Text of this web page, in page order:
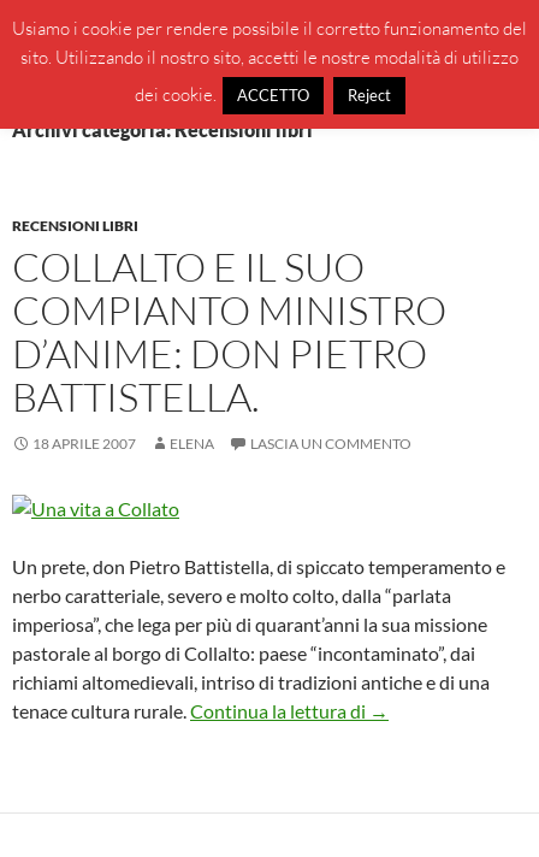
contenuto
BeppeBlog
MENU
Archivi categoria: Recensioni libri
RECENSIONI LIBRI
COLLALTO E IL SUO
COMPIANTO MINISTRO
D’ANIME: DON PIETRO
BATTISTELLA.
18 APRILE 2007 ELENA LASCIA UN COMMENTO
Un prete, don Pietro Battistella, di spiccato temperamento e
nerbo caratteriale, severo e molto colto, dalla “parlata
imperiosa”, che lega per più di quarant’anni la sua missione
pastorale al borgo di Collalto: paese “incontaminato”, dai
richiami altomedievali, intriso di tradizioni antiche e di una
tenace cultura rurale.Continua la lettura di Collalto e il suo
→
Usiamo i cookie per rendere possibile il corretto funzionamento del
sito. Utilizzando il nostro sito, accetti le nostre modalità di utilizzo
dei cookie.
ACCETTO Reject